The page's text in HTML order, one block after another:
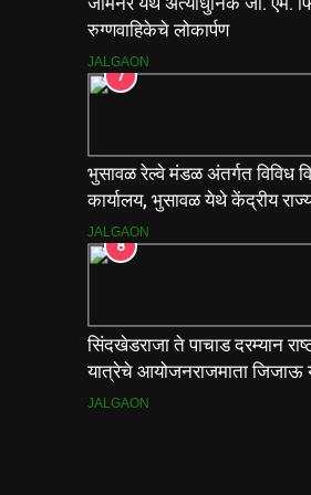
जामनेर येथे अत्याधुनिक जी. एम.
रुग्णवाहिकेचे लोकार्पण
JALGAON
7
भुसावळ रेल्वे मंडळ अंतर्गत विविध
कार्यालय, भुसावळ येथे केंद्रीय
यांनी आढावा बैठक घेतली…
JALGAON
8
सिंदखेडराजा ते पाचाड दरम्यान
यात्रेचे आयोजनराजमाता जिजाऊ
जाधव यांच्या मार्गदर्शनाखाली
JALGAON